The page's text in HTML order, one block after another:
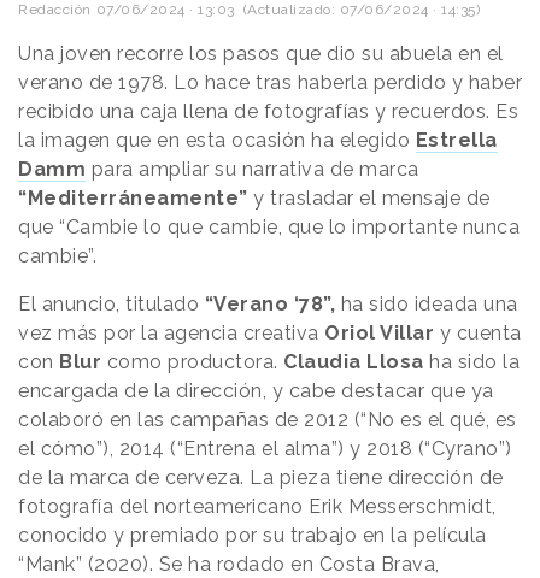
Redacción 07/06/2024 · 13:03 (Actualizado: 07/06/2024 · 14:35)
Una joven recorre los pasos que dio su abuela en el
verano de 1978. Lo hace tras haberla perdido y haber
recibido una caja llena de fotografías y recuerdos. Es
la imagen que en esta ocasión ha elegido Estrella
Damm para ampliar su narrativa de marca
“Mediterráneamente” y trasladar el mensaje de
que “Cambie lo que cambie, que lo importante nunca
cambie”.
El anuncio, titulado “Verano ‘78”, ha sido ideada una
vez más por la agencia creativa Oriol Villar y cuenta
con Blur como productora. Claudia Llosa ha sido la
encargada de la dirección, y cabe destacar que ya
colaboró en las campañas de 2012 (“No es el qué, es
el cómo”), 2014 (“Entrena el alma”) y 2018 (“Cyrano”)
de la marca de cerveza. La pieza tiene dirección de
fotografía del norteamericano Erik Messerschmidt,
conocido y premiado por su trabajo en la película
“Mank” (2020). Se ha rodado en Costa Brava,